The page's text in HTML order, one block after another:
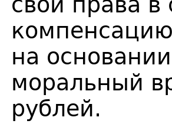
на
моральный
рублей.